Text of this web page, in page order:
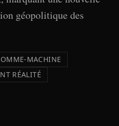
géopolitique des
MACHINE
RÉALITÉ